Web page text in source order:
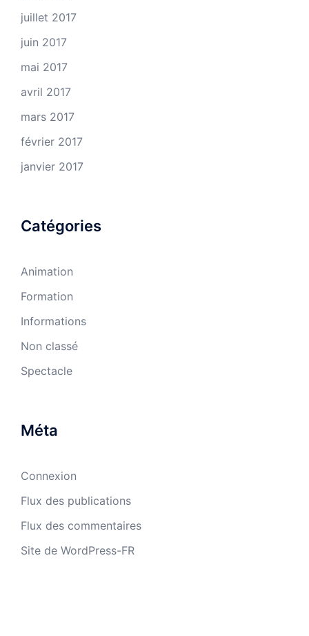
juillet 2017
juin 2017
mai 2017
avril 2017
mars 2017
février 2017
janvier 2017
Catégories
Animation
Formation
Informations
Non classé
Spectacle
Méta
Connexion
Flux des publications
Flux des commentaires
Site de WordPress-FR